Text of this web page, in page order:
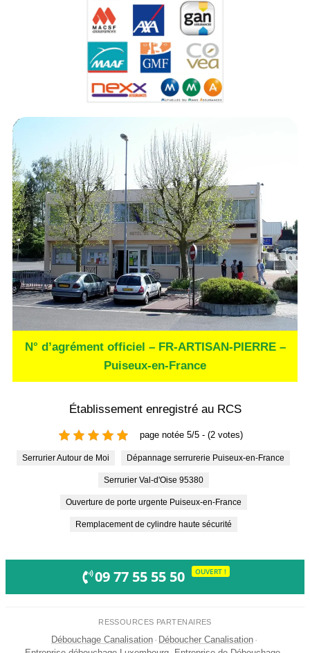
N° d’agrément officiel – FR-ARTISAN-PIERRE –
Puiseux-en-France
Établissement enregistré au RCS
page notée 5/5 - (2 votes)
Serrurier Autour de Moi Dépannage serrurerie Puiseux-en-France
Serrurier Val-d'Oise 95380
Ouverture de porte urgente Puiseux-en-France
Remplacement de cylindre haute sécurité
09 77 55 55 50 OUVERT !
RESSOURCES PARTENAIRES
Débouchage Canalisation · Déboucher Canalisation ·